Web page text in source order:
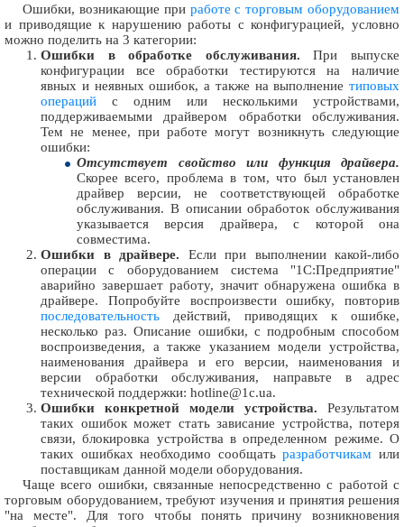
Ошибки, возникающие при работе с торговым оборудованием
и приводящие к нарушению работы с конфигурацией, условно
можно поделить на 3 категории:
Ошибки в обработке обслуживания. При выпуске
конфигурации все обработки тестируются на наличие
явных и неявных ошибок, а также на выполнение типовых
операций с одним или несколькими устройствами,
поддерживаемыми драйвером обработки обслуживания.
Тем не менее, при работе могут возникнуть следующие
ошибки:
Отсутствует свойство или функция драйвера.
Скорее всего, проблема в том, что был установлен
драйвер версии, не соответствующей обработке
обслуживания. В описании обработок обслуживания
указывается версия драйвера, с которой она
совместима.
Ошибки в драйвере. Если при выполнении какой-либо
операции с оборудованием система "1С:Предприятие"
аварийно завершает работу, значит обнаружена ошибка в
драйвере. Попробуйте воспроизвести ошибку, повторив
последовательность действий, приводящих к ошибке,
несколько раз. Описание ошибки, с подробным способом
воспроизведения, а также указанием модели устройства,
наименования драйвера и его версии, наименования и
версии обработки обслуживания, направьте в адрес
технической поддержки: hotline@1c.ua.
Ошибки конкретной модели устройства. Результатом
таких ошибок может стать зависание устройства, потеря
связи, блокировка устройства в определенном режиме. О
таких ошибках необходимо сообщатьразработчикам или
поставщикам данной модели оборудования.
Чаще всего ошибки, связанные непосредственно с работой с
торговым оборудованием, требуют изучения и принятия решения
"на месте". Для того чтобы понять причину возникновения